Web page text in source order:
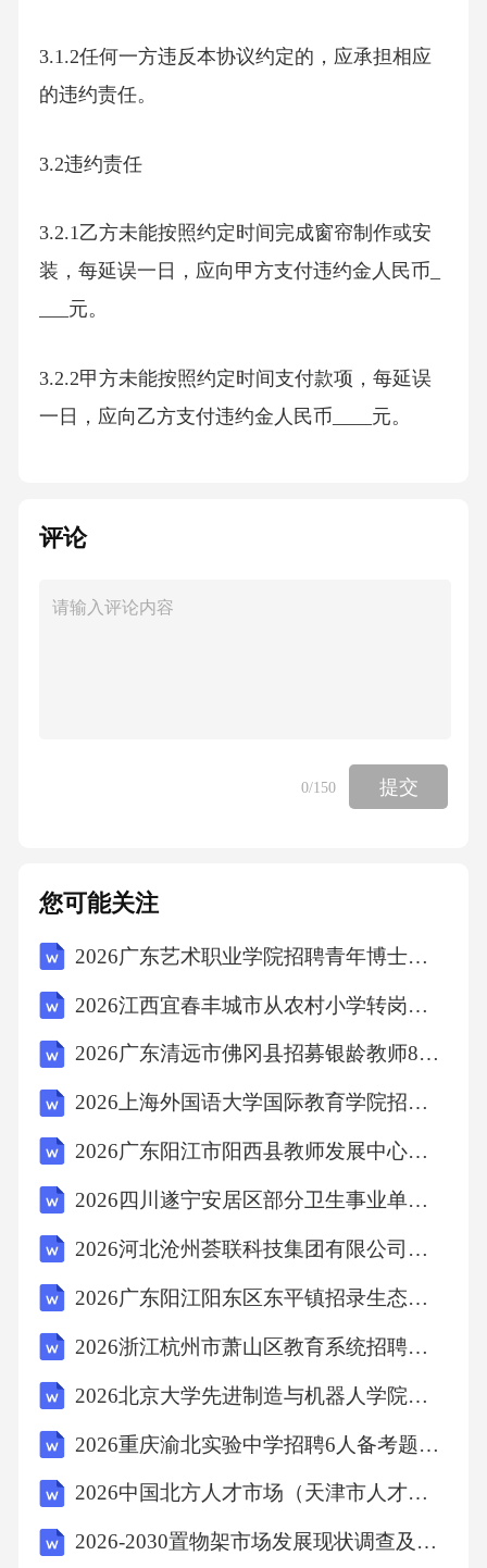
3.1.2任何一方违反本协议约定的，应承担相应
的违约责任。
3.2违约责任
3.2.1乙方未能按照约定时间完成窗帘制作或安
装，每延误一日，应向甲方支付违约金人民币_
___元。
3.2.2甲方未能按照约定时间支付款项，每延误
一日，应向乙方支付违约金人民币____元。
应承担相应的赔偿责任。
4.2如协商不成，任何一方均可向乙方所在地人
5.1本协议一式两份，甲乙双方各执一份，自双
5.2本协议未尽事宜，可由甲乙双方另行协商，
并签订补充协议。
5.3本协议的修改、补充或终止，均应以书面形
式进行，并由双方签字盖章确认。
甲方（盖章）：________________
乙方（盖章）：________________
代表人（签字）：________________
代表人（签字）：________________
签订日期：________________
评论
0/150 提交
您可能关注
2026广东艺术职业学院招聘青年博士及骨干教师64人备考题库附参考答案详解（巩固）
2026江西宜春丰城市从农村小学转岗教师到农村中学招聘29人笔试题库及参考答案详解（B卷）
2026广东清远市佛冈县招募银龄教师8人笔试题库及完整答案详解【考点梳理】
2026上海外国语大学国际教育学院招聘1人考前冲刺密卷附完整答案详解（网校专用）
2026广东阳江市阳西县教师发展中心选调教研员10人考前冲刺密卷及完整答案详解（全优）
2026四川遂宁安居区部分卫生事业单位考核招聘农村订单定向医学毕业生3人备考题库及完整答案详解【名校卷】
2026河北沧州荟联科技集团有限公司招聘3人备考题库【易错题】附答案详解
2026广东阳江阳东区东平镇招录生态就业人员9人模拟试卷含答案详解（新）
2026浙江杭州市萧山区教育系统招聘中小学、幼儿园编外教师储备人才考前冲刺密卷及完整答案详解【易错题】
2026北京大学先进制造与机器人学院招聘2名劳动合同制工作人员考前冲刺试卷带答案详解（新）
2026重庆渝北实验中学招聘6人备考题库及一套参考答案详解
2026中国北方人才市场（天津市人才服务中心）招聘高层次人才2人备考题库及答案详解（有一套）
2026-2030置物架市场发展现状调查及供需格局分析预测报告